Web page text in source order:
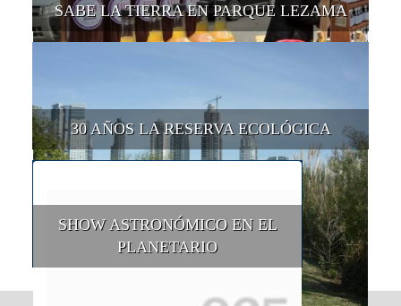
SABE LA TIERRA EN PARQUE LEZAMA
30 AÑOS LA RESERVA ECOLÓGICA
SHOW ASTRONÓMICO EN EL
PLANETARIO